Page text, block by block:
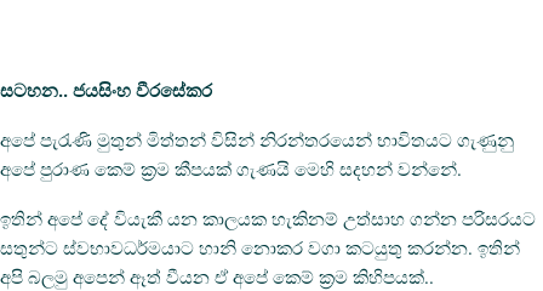
සටහන.. ජයසිංහ වීරසේකර
අපේ පැරැණි මුතුන් මිත්තන් විසින් නිරන්තරයෙන් භාවිතයට ගැණුනු
අපේ පුරාණ කෙම් ක්‍රම කීපයක් ගැණයි මෙහි සදහන් වන්නේ.
ඉතින් අපේ දේ වියැකී යන කාලයක හැකිනම් උත්සාහ ගන්න පරිසරයට
සතුන්ට ස්වභාවධර්මයාට හානි නොකර වගා කටයුතු කරන්න. ඉතින්
අපි බලමු අපෙන් ඈත් වීයන ඒ අපේ කෙම් ක්‍රම කිහිපයක්..